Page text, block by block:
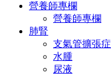
營養師專欄
營養師專欄
肺腎
支氣管擴張症
水腫
尿液